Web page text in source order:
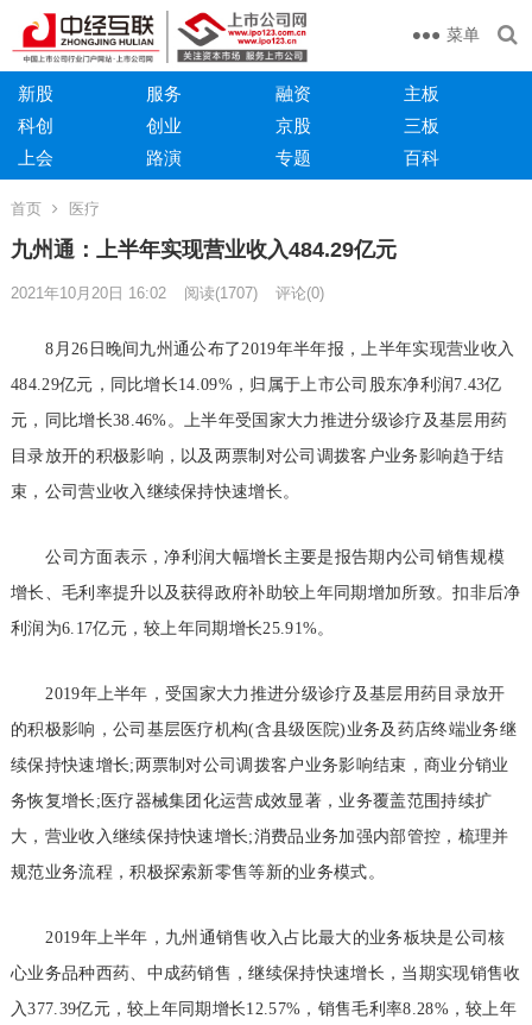
菜单
新股 服务 融资
主板
科创
创业 京股
三板
上会
路演 专题 百科
首页 医疗
九州通：上半年实现营业收入484.29亿元
2021年10月20日 16:02 阅读(1707) 评论(0)
8月26日晚间九州通公布了2019年半年报，上半年实现营业收入
484.29亿元，同比增长14.09%，归属于上市公司股东净利润7.43亿
元，同比增长38.46%。上半年受国家大力推进分级诊疗及基层用药
目录放开的积极影响，以及两票制对公司调拨客户业务影响趋于结
束，公司营业收入继续保持快速增长。
公司方面表示，净利润大幅增长主要是报告期内公司销售规模
增长、毛利率提升以及获得政府补助较上年同期增加所致。扣非后净
利润为6.17亿元，较上年同期增长25.91%。
2019年上半年，受国家大力推进分级诊疗及基层用药目录放开
的积极影响，公司基层医疗机构(含县级医院)业务及药店终端业务继
续保持快速增长;两票制对公司调拨客户业务影响结束，商业分销业
务恢复增长;医疗器械集团化运营成效显著，业务覆盖范围持续扩
大，营业收入继续保持快速增长;消费品业务加强内部管控，梳理并
规范业务流程，积极探索新零售等新的业务模式。
2019年上半年，九州通销售收入占比最大的业务板块是公司核
心业务品种西药、中成药销售，继续保持快速增长，当期实现销售收
入377.39亿元，较上年同期增长12.57%，销售毛利率8.28%，较上年